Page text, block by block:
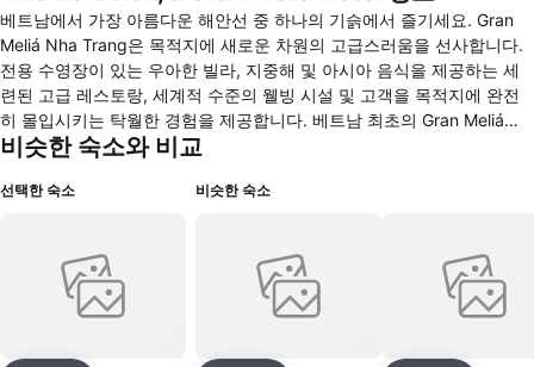
베트남에서 가장 아름다운 해안선 중 하나의 기슭에서 즐기세요. Gran
Meliá Nha Trang은 목적지에 새로운 차원의 고급스러움을 선사합니다.
전용 수영장이 있는 우아한 빌라, 지중해 및 아시아 음식을 제공하는 세
련된 고급 레스토랑, 세계적 수준의 웰빙 시설 및 고객을 목적지에 완전
히 몰입시키는 탁월한 경험을 제공합니다. 베트남 최초의 Gran Meliá는
무성한 열대 환경에 자리 잡고 있으며 멋진 바다 전망, 넓고 현대적인 빌
온천에서 한증막에 이르기까지 흥미진진한 웰니스 서비스를 제공합니다.
와 트리트먼트로 휴식을 취하십시오.
비슷한 숙소와 비교
선택한 숙소 비슷한 숙소